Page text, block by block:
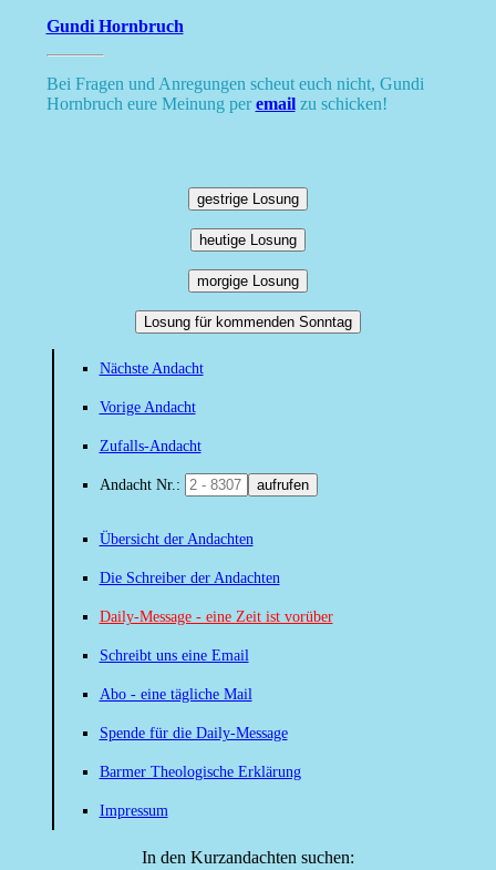
Gundi Hornbruch
Bei Fragen und Anregungen scheut euch nicht, Gundi
Hornbruch eure Meinung peremailzu schicken!
gestrige Losung
heutige Losung
morgige Losung
Losung für kommenden Sonntag
Nächste Andacht
Vorige Andacht
Zufalls-Andacht
Andacht Nr.: aufrufen
Übersicht der Andachten
Die Schreiber der Andachten
Daily-Message - eine Zeit ist vorüber
Schreibt uns eine Email
Abo - eine tägliche Mail
Spende für die Daily-Message
Barmer Theologische Erklärung
Impressum
In den Kurzandachten suchen: